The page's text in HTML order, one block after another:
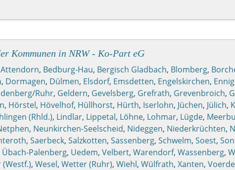
Kommunen in NRW - Ko-Part eG
Attendorn, Bedburg-Hau, Bergisch Gladbach, Blomberg,
, Dormagen, Dülmen, Elsdorf, Emsdetten, Engelskirchen,
Ruhr, Geldern, Gevelsberg, Grefrath, Grevenbroich,
, Hörstel, Hövelhof, Hüllhorst, Hürth, Iserlohn, Jüchen, Jülich,
(Rhld.), Lindlar, Lippetal, Löhne, Lohmar, Lügde,
, Neunkirchen-Seelscheid, Nideggen, Niederkrüchten,
, Saerbeck, Salzkotten, Sassenberg, Schwelm, Soest,
Übach-Palenberg, Uedem, Velbert, Warendorf, Wassenberg,
, Wesel, Wetter (Ruhr), Wiehl, Wülfrath, Xanten,